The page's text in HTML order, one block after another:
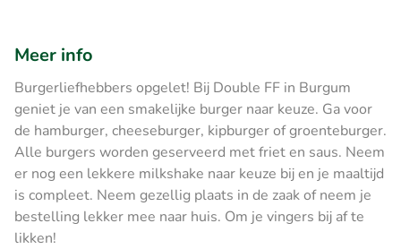
Meer info
Burgerliefhebbers opgelet! Bij Double FF in Burgum
geniet je van een smakelijke burger naar keuze. Ga voor
de hamburger, cheeseburger, kipburger of groenteburger.
Alle burgers worden geserveerd met friet en saus. Neem
er nog een lekkere milkshake naar keuze bij en je maaltijd
is compleet. Neem gezellig plaats in de zaak of neem je
bestelling lekker mee naar huis. Om je vingers bij af te
likken!